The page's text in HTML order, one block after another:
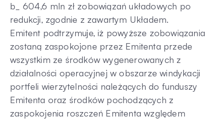
b_ 604,6 mln zł zobowiązań układowych po
redukcji, zgodnie z zawartym Układem.
Emitent podtrzymuje, iż powyższe zobowiązania
zostaną zaspokojone przez Emitenta przede
wszystkim ze środków wygenerowanych z
działalności operacyjnej w obszarze windykacji
portfeli wierzytelności należących do funduszy
Emitenta oraz środków pochodzących z
zaspokojenia roszczeń Emitenta względem